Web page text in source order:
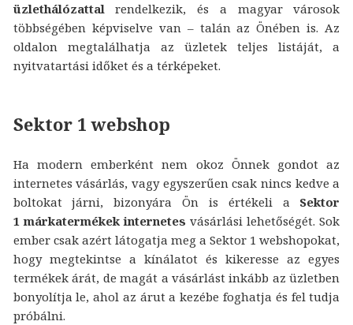
üzlethálózattalrendelkezik, és a magyar városok
többségében képviselve van – talán az Önében is. Az
oldalon megtalálhatja az üzletek teljes listáját, a
nyitvatartási időket és a térképeket.
Sektor 1 webshop
Ha modern emberként nem okoz Önnek gondot az
internetes vásárlás, vagy egyszerűen csak nincs kedve a
boltokat járni, bizonyára Ön is értékeli a Sektor
1 márkatermékek internetes vásárlási lehetőségét. Sok
ember csak azért látogatja meg a Sektor 1 webshopokat,
hogy megtekintse a kínálatot és kikeresse az egyes
termékek árát, de magát a vásárlást inkább az üzletben
bonyolítja le, ahol az árut a kezébe foghatja és fel tudja
próbálni.